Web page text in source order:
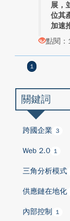
展，
位其
加速
點閱
1
關鍵詞
跨國企業 3
Web 2.0 1
三角分析模式
供應鏈在地化
內部控制 1